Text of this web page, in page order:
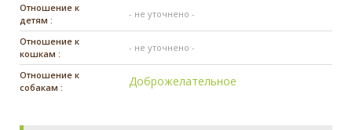
Отношение к
детям :
- не уточнено -
Отношение к
кошкам :
- не уточнено -
Отношение к
собакам :
Доброжелательное